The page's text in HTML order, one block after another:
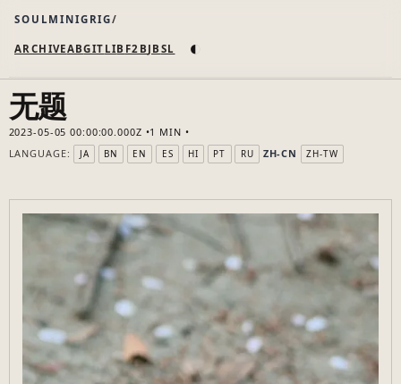
SOULMINIGRIG
ARCHIVEABGIT LIB F2B JB SL ◐
无题
2023-05-05 00:00:00.000Z
1 MIN
LANGUAGE:
JA BN EN ES HI PT RU ZH-CN ZH-TW